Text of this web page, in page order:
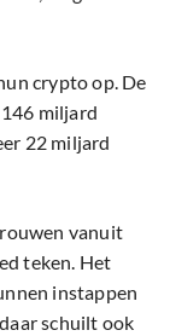
crypto op. De
miljard
22 miljard
vanuit
teken. Het
instappen
schuilt ook